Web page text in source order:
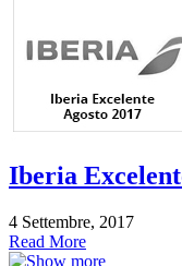
Iberia
4 Settembre, 2017
Read More